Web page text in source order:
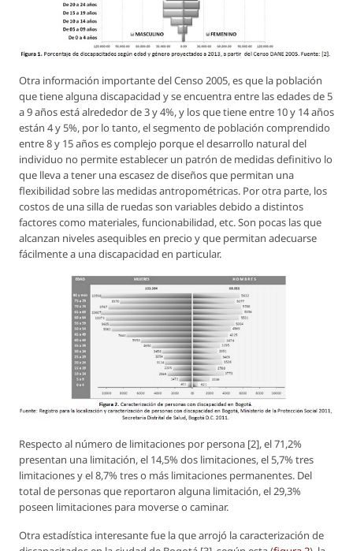
Otra información importante del Censo 2005, es que la población
que tiene alguna discapacidad y se encuentra entre las edades de 5
a 9 años está alrededor de 3 y 4%, y los que tiene entre 10 y 14 años
están 4 y 5%, por lo tanto, el segmento de población comprendido
entre 8 y 15 años es complejo porque el desarrollo natural del
individuo no permite establecer un patrón de medidas definitivo lo
que lleva a tener una escasez de diseños que permitan una
flexibilidad sobre las medidas antropométricas. Por otra parte, los
costos de una silla de ruedas son variables debido a distintos
factores como materiales, funcionabilidad, etc. Son pocas las que
alcanzan niveles asequibles en precio y que permitan adecuarse
fácilmente a una discapacidad en particular.
Respecto al número de limitaciones por persona [2], el 71,2%
presentan una limitación, el 14,5% dos limitaciones, el 5,7% tres
limitaciones y el 8,7% tres o más limitaciones permanentes. Del
total de personas que reportaron alguna limitación, el 29,3%
poseen limitaciones para moverse o caminar.
Otra estadística interesante fue la que arrojó la caracterización de